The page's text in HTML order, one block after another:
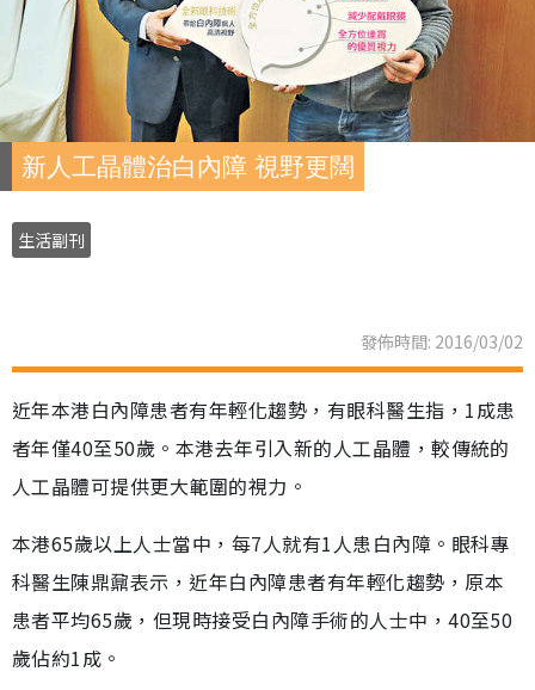
新人工晶體治白內障 視野更闊
生活副刊
發佈時間: 2016/03/02
近年本港白內障患者有年輕化趨勢，有眼科醫生指，1成患
者年僅40至50歲。本港去年引入新的人工晶體，較傳統的
人工晶體可提供更大範圍的視力。
本港65歲以上人士當中，每7人就有1人患白內障。眼科專
科醫生陳鼎鼐表示，近年白內障患者有年輕化趨勢，原本
患者平均65歲，但現時接受白內障手術的人士中，40至50
歲佔約1成。